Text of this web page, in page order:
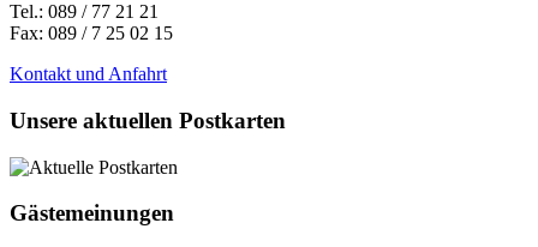
Tel.: 089 / 77 21 21
Fax: 089 / 7 25 02 15
Kontakt und Anfahrt
Unsere aktuellen Postkarten
Gästemeinungen